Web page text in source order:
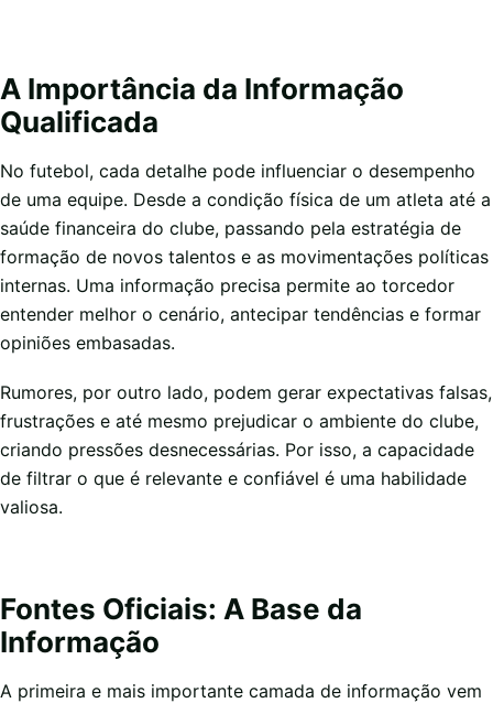
A Importância da Informação
Qualificada
No futebol, cada detalhe pode influenciar o desempenho
de uma equipe. Desde a condição física de um atleta até a
saúde financeira do clube, passando pela estratégia de
formação de novos talentos e as movimentações políticas
internas. Uma informação precisa permite ao torcedor
entender melhor o cenário, antecipar tendências e formar
opiniões embasadas.
Rumores, por outro lado, podem gerar expectativas falsas,
frustrações e até mesmo prejudicar o ambiente do clube,
criando pressões desnecessárias. Por isso, a capacidade
de filtrar o que é relevante e confiável é uma habilidade
valiosa.
Fontes Oficiais: A Base da
Informação
A primeira e mais importante camada de informação vem